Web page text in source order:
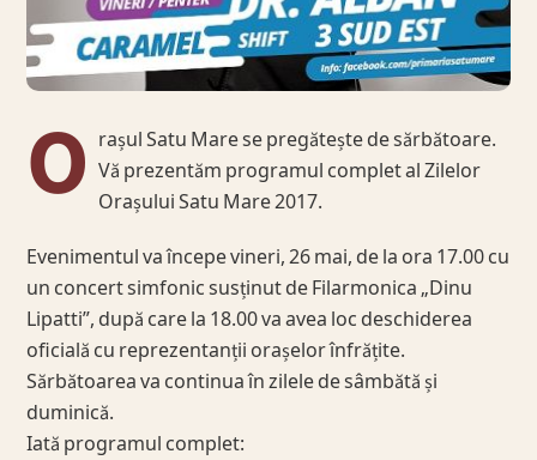
O rașul Satu Mare se pregătește de sărbătoare.
Vă prezentăm programul complet al Zilelor
Orașului Satu Mare 2017.
Evenimentul va începe vineri, 26 mai, de la ora 17.00 cu
un concert simfonic susținut de Filarmonica „Dinu
Lipatti”, după care la 18.00 va avea loc deschiderea
oficială cu reprezentanții orașelor înfrățite.
Sărbătoarea va continua în zilele de sâmbătă și
duminică.
Iată programul complet: